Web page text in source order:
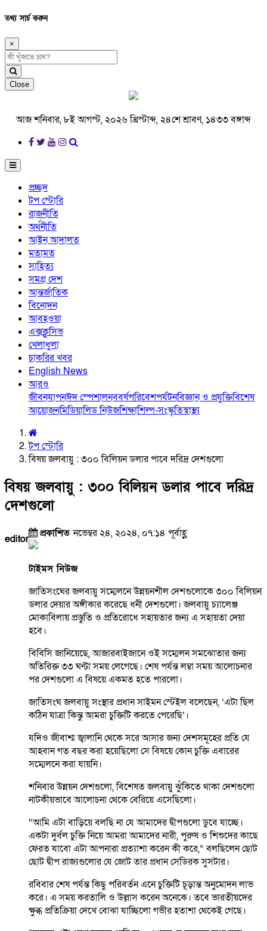
তথ্য সার্চ করুন
×
Close
আজ শনিবার, ৮ই আগস্ট, ২০২৬ খ্রিস্টাব্দ, ২৪শে শ্রাবণ, ১৪৩৩ বঙ্গাব্দ
প্রচ্ছদ
টপ স্টোরি
রাজনীতি
অর্থনীতি
আইন আদালত
মতামত
সাহিত্য
সমগ্র দেশ
আন্তর্জাতিক
বিনোদন
আবহওয়া
এক্সক্লুসিভ
খেলাধুলা
চাকরির খবর
English News
আরও
জীবনযাপনঈদ স্পেশালনববর্ষপরিবেশপর্যটনবিজ্ঞান ও প্রযুক্তিবিশেষ
আয়োজনমিডিয়ালিড নিউজশিক্ষাশিল্প-সংস্কৃতিস্বাস্থ্য
টপ স্টোরি
বিষয় জলবায়ু : ৩০০ বিলিয়ন ডলার পাবে দরিদ্র দেশগুলো
বিষয় জলবায়ু : ৩০০ বিলিয়ন ডলার পাবে দরিদ্র
দেশগুলো
editor প্রকাশিতনভেম্বর ২৪, ২০২৪, ০৭:১৪ পূর্বাহ্ণ
টাইমস নিউজ
জাতিসংঘের জলবায়ু সম্মেলনে উন্নয়নশীল দেশগুলোকে ৩০০ বিলিয়ন
ডলার দেয়ার অঙ্গীকার করেছে ধনী দেশগুলো। জলবায়ু চ্যালেঞ্জ
মোকাবিলায় প্রস্তুতি ও প্রতিরোধে সহায়তার জন্য এ সহায়তা দেয়া
হবে।
বিবিসি জানিয়েছে, আজারবাইজানে ওই সম্মেলন সমঝোতার জন্য
অতিরিক্ত ৩৩ ঘণ্টা সময় লেগেছে। শেষ পর্যন্ত লম্বা সময় আলোচনার
পর দেশগুলো এ বিষয়ে একমত হতে পারলো।
জাতিসংঘ জলবায়ু সংস্থার প্রধান সাইমন স্টেইল বলেছেন, ‘এটা ছিল
কঠিন যাত্রা কিন্তু আমরা চুক্তিটি করতে পেরেছি’।
যদিও জীবাশ্ম জ্বালানি থেকে সরে আসার জন্য দেশসমূহের প্রতি যে
আহবান গত বছর করা হয়েছিলো সে বিষয়ে কোন চুক্তি এবারের
সম্মেলনে করা যায়নি।
শনিবার উন্নয়ন দেশগুলো, বিশেষত জলবায়ু ঝুঁকিতে থাকা দেশগুলো
নাটকীয়ভাবে আলোচনা থেকে বেরিয়ে এসেছিলো।
“আমি এটা বাড়িয়ে বলছি না যে আমাদের দ্বীপগুলো ডুবে যাচ্ছে।
একটা দুর্বল চুক্তি নিয়ে আমরা আমাদের নারী, পুরুষ ও শিশুদের কাছে
ফেরত যাবো এটা আপনারা প্রত্যাশা করেন কী করে,” বলছিলেন ছোট
ছোট দ্বীপ রাজ্যগুলোর যে জোট তার প্রধান সেডিরক সুসটার।
রবিবার শেষ পর্যন্ত কিছু পরিবর্তন এনে চুক্তিটি চূড়ান্ত অনুমোদন লাভ
করে। এ সময় করতালি ও উল্লাস করেন অনেকে। তবে ভারতীয়দের
ক্ষুব্ধ প্রতিক্রিয়া দেখে বোঝা যাচ্ছিলো গভীর হতাশা থেকেই গেছে।